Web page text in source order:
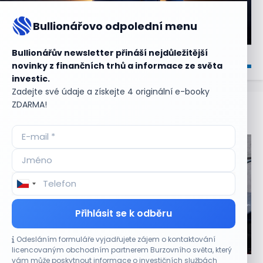
Bullionářovo odpolední menu
Bullionářův newsletter přináší nejdůležitější
novinky z finančních trhů a informace ze světa
investic.
Zadejte své údaje a získejte 4 originální e-booky
ZDARMA!
Přihlásit se k odběru
Odesláním formuláře vyjadřujete zájem o kontaktování
licencovaným obchodním partnerem Burzovního světa, který
vám může poskytnout informace o investičních službách
Aktuální
CO HÝBE TRHEM